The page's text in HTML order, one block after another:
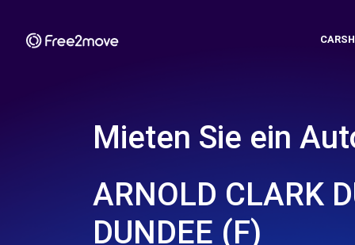
Mieten Sie ein
ARNOLD CLARK
DUNDEE (F)